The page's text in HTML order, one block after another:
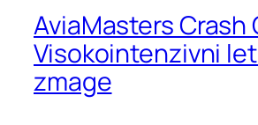
AviaMasters Crash
Visokointenzivni
zmage